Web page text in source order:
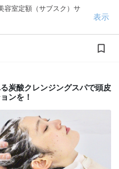
容室定額（サブスク）サ
表示
炭酸クレンジングスパで頭皮
ンを！